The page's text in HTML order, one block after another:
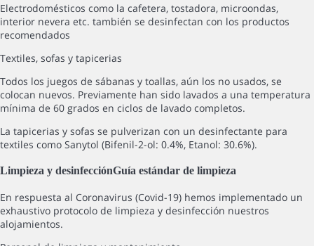
Electrodomésticos como la cafetera, tostadora, microondas,
interior nevera etc. también se desinfectan con los productos
recomendados
Textiles, sofas y tapicerias
Todos los juegos de sábanas y toallas, aún los no usados, se
colocan nuevos. Previamente han sido lavados a una temperatura
mínima de 60 grados en ciclos de lavado completos.
La tapicerias y sofas se pulverizan con un desinfectante para
textiles como Sanytol (Bifenil-2-ol: 0.4%, Etanol: 30.6%).
Limpieza y desinfecciónGuía estándar de limpieza
En respuesta al Coronavirus (Covid-19) hemos implementado un
exhaustivo protocolo de limpieza y desinfección nuestros
alojamientos.